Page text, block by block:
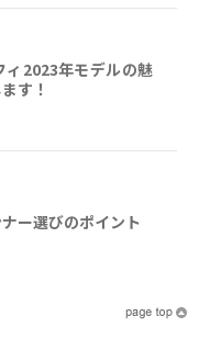
ィ2023年モデルの魅
す！
ー選びのポイント